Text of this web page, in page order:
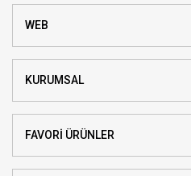
WEB
KURUMSAL
FAVORİ ÜRÜNLER